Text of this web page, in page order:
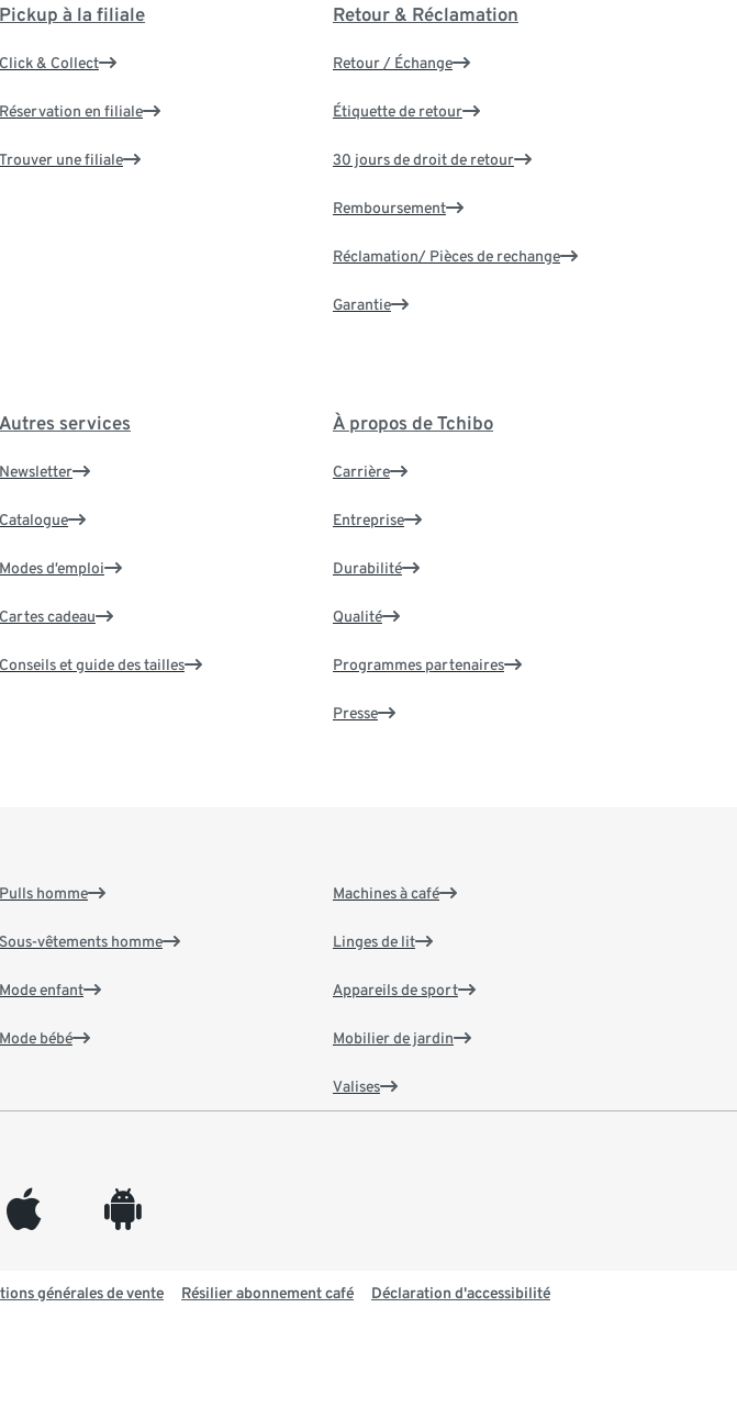
Pickup à la filiale
Click & Collect
Réservation en filiale
Trouver une filiale
Retour & Réclamation
Retour / Échange
Étiquette de retour
30 jours de droit de retour
Remboursement
Réclamation/ Pièces de rechange
Garantie
Autres services
Newsletter
Catalogue
Modes d’emploi
Cartes cadeau
Conseils et guide des tailles
À propos de Tchibo
Carrière
Entreprise
Durabilité
Qualité
Programmes partenaires
Presse
Pulls homme
Sous-vêtements homme
Mode enfant
Mode bébé
Machines à café
Linges de lit
Appareils de sport
Mobilier de jardin
Valises
appleinc android
générales de vente Résilier abonnement café Déclaration d'accessibilité